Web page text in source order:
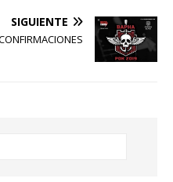
SIGUIENTE